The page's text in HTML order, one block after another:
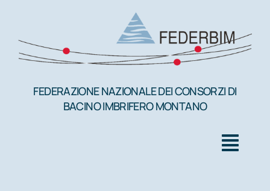
contenuto
FEDERAZIONE NAZIONALE DEI CONSORZI DI
BACINO IMBRIFERO MONTANO